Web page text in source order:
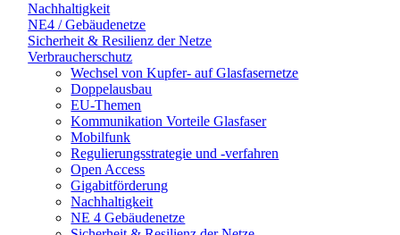
Nachhaltigkeit
NE4 / Gebäudenetze
Sicherheit & Resilienz der Netze
Verbraucherschutz
Wechsel von Kupfer- auf Glasfasernetze
Doppelausbau
EU-Themen
Kommunikation Vorteile Glasfaser
Mobilfunk
Regulierungsstrategie und -verfahren
Open Access
Gigabitförderung
Nachhaltigkeit
NE 4 Gebäudenetze